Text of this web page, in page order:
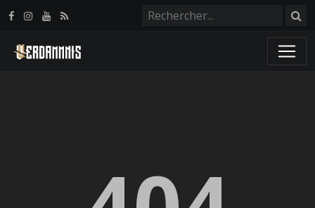
Panneau de gestion des cookies